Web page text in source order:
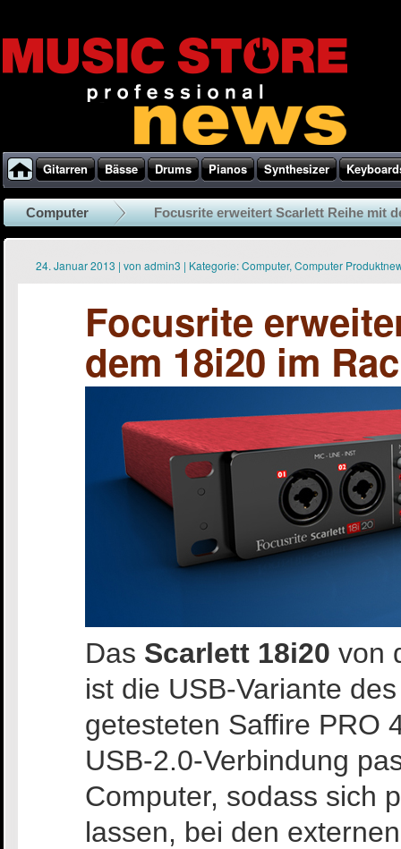
Gitarren Bässe Drums Pianos Synthesizer
Computer Focusrite erweitert Scarlett Reihe mit
24. Januar 2013 | von admin3 | Kategorie:Computer, Computer
Focusrite
dem 18i20 im
Das Scarlett 18i20 von
ist die USB-Variante
getesteten Saffire PRO
USB-2.0-Verbindung
Computer, sodass sich
lassen, bei den